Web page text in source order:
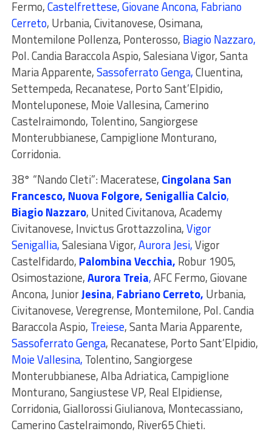
Fermo,Castelfrettese, Giovane Ancona, Fabriano
Cerreto, Urbania, Civitanovese, Osimana,
Montemilone Pollenza, Ponterosso, Biagio Nazzaro,
Pol. Candia Baraccola Aspio, Salesiana Vigor, Santa
Maria Apparente,Sassoferrato Genga,Cluentina,
Settempeda, Recanatese, Porto Sant’Elpidio,
Monteluponese, Moie Vallesina, Camerino
Castelraimondo, Tolentino, Sangiorgese
Monterubbianese, Campiglione Monturano,
Corridonia.
38° “Nando Cleti”:Maceratese, Cingolana San
Francesco, Nuova Folgore, Senigallia Calcio,
Biagio Nazzaro, United Civitanova, Academy
Civitanovese, Invictus Grottazzolina,Vigor
Senigallia,Salesiana Vigor,Aurora Jesi,Vigor
Castelfidardo, Palombina Vecchia, Robur 1905,
Osimostazione,Aurora Treia,AFC Fermo,Giovane
Ancona, JuniorJesina, Fabriano Cerreto, Urbania,
Civitanovese, Veregrense, Montemilone, Pol. Candia
Baraccola Aspio, Treiese, Santa Maria Apparente,
Sassoferrato Genga, Recanatese, Porto Sant’Elpidio,
Moie Vallesina, Tolentino, Sangiorgese
Monterubbianese, Alba Adriatica, Campiglione
Monturano, Sangiustese VP, Real Elpidiense,
Corridonia, Giallorossi Giulianova, Montecassiano,
Camerino Castelraimondo, River65 Chieti.